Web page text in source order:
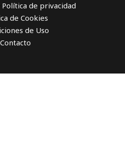
Política de privacidad
de Cookies
de Uso
Contacto